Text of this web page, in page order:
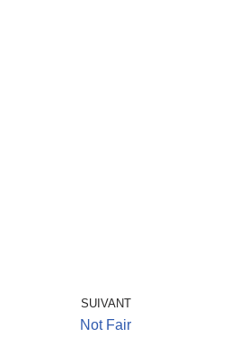
SUIVANT
Not Fair